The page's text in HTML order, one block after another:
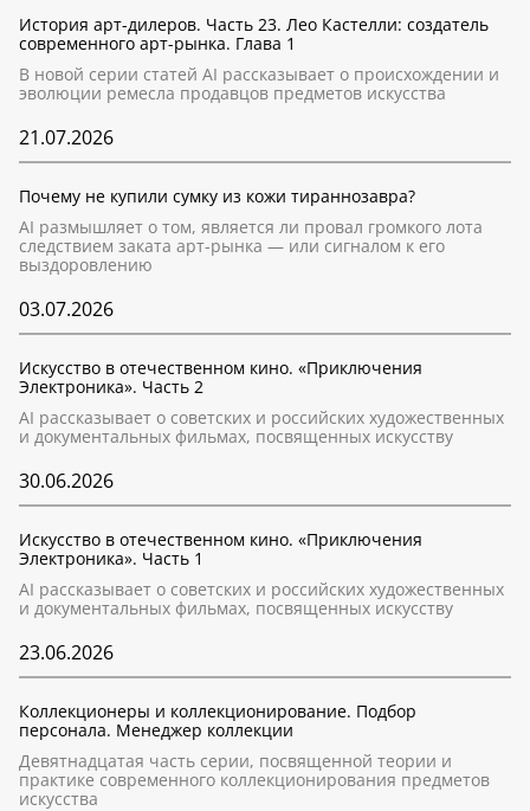
История арт-дилеров. Часть 23. Лео Кастелли: создатель
современного арт-рынка. Глава 1
В новой серии статей AI рассказывает о происхождении и
эволюции ремесла продавцов предметов искусства
21.07.2026
Почему не купили сумку из кожи тираннозавра?
AI размышляет о том, является ли провал громкого лота
следствием заката арт-рынка — или сигналом к его
выздоровлению
03.07.2026
Искусство в отечественном кино. «Приключения
Электроника». Часть 2
AI рассказывает о советских и российских художественных
и документальных фильмах, посвященных искусству
30.06.2026
Искусство в отечественном кино. «Приключения
Электроника». Часть 1
AI рассказывает о советских и российских художественных
и документальных фильмах, посвященных искусству
23.06.2026
Коллекционеры и коллекционирование. Подбор
персонала. Менеджер коллекции
Девятнадцатая часть серии, посвященной теории и
практике современного коллекционирования предметов
искусства